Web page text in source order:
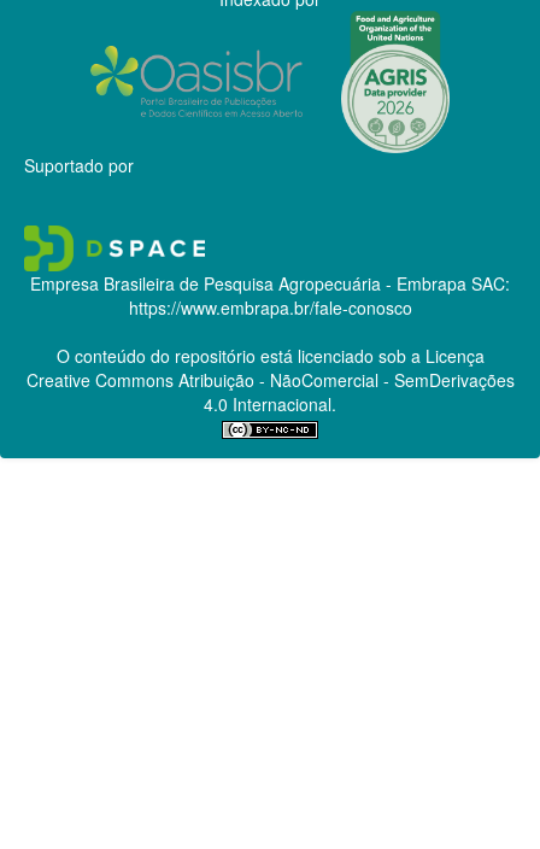
Suportado por
Empresa Brasileira de Pesquisa Agropecuária - Embrapa SAC:
https://www.embrapa.br/fale-conosco
O conteúdo do repositório está licenciado sob a Licença
Creative CommonsAtribuição - NãoComercial - SemDerivações
4.0 Internacional.